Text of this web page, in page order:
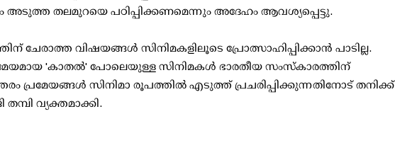
അടുത്ത തലമുറയെ പഠിപ്പിക്കണമെന്നും അദേഹം ആവശ്യപ്പെട്ടു.
ചേരാത്ത വിഷയങ്ങള്‍ സിനിമകളിലൂടെ പ്രോത്സാഹിപ്പിക്കാന്‍ പാടില്ല.
'കാതല്‍' പോലെയുള്ള സിനിമകള്‍ ഭാരതീയ സംസ്‌കാരത്തിന്
പ്രമേയങ്ങള്‍ സിനിമാ രൂപത്തില്‍ എടുത്ത് പ്രചരിപ്പിക്കുന്നതിനോട് തനിക്ക്
തമ്പി വ്യക്തമാക്കി.